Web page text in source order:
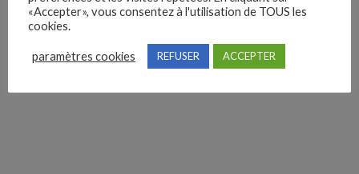
«Accepter», vous consentez à l'utilisation de TOUS les
cookies.
paramètres cookies REFUSER ACCEPTER